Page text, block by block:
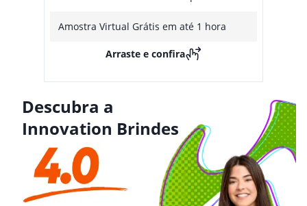
Amostra Virtual Grátis em até 1 hora
Arraste e confira
Descubra a
Innovation Brindes